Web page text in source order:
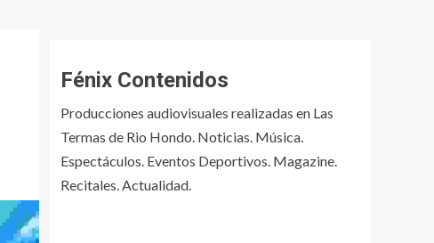
Fénix Contenidos
Producciones audiovisuales realizadas en Las
Termas de Rio Hondo. Noticias. Música.
Espectáculos. Eventos Deportivos. Magazine.
Recitales. Actualidad.